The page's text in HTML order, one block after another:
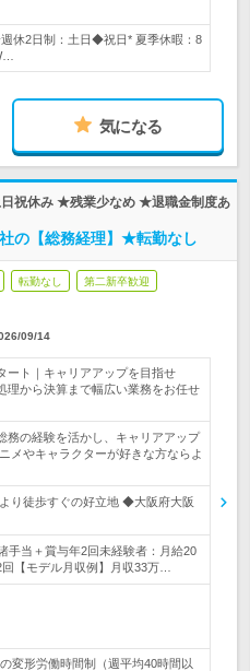
休2日制：土日◆祝日* 夏季休暇：8
気になる
祝休み ★残業少なめ ★退職金制度あ
の【総務経理】★転勤なし
転勤なし 第二新卒歓迎
09/14
ート｜キャリアアップを目指せ
から決算まで幅広い業務をお任せ
務の経験を活かし、キャリアアップ
メやキャラクターが好きな方ならよ
り徒歩すぐの好立地 ◆大阪府大阪
手当＋賞与年2回未経験者：月給20
【モデル月収例】月収33万…
変形労働時間制（週平均40時間以